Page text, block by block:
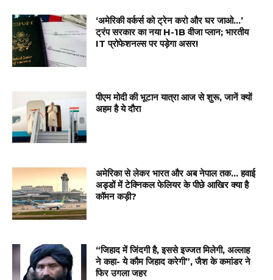
‘अमेरिकी वर्कर्स को ट्रेन करो और घर जाओ…’
ट्रंप सरकार का नया H-1B वीजा प्लान; भारतीय
IT प्रोफेशनल्स पर पड़ेगा असर!
पीएम मोदी की भूटान यात्रा आज से शुरू, जानें क्यों
अहम है ये दौरा
अमेरिका से लेकर भारत और अब नेपाल तक… हवाई
अड्डों में टेक्निकल फेलियर के पीछे आखिर क्या है
कॉमन कड़ी?
“जिहाद में जिंदगी है, इससे इज्जत मिलेगी, अल्लाह
ने कहा- ये कौम जिहाद करेगी”, जैश के कमांडर ने
फिर उगला जहर